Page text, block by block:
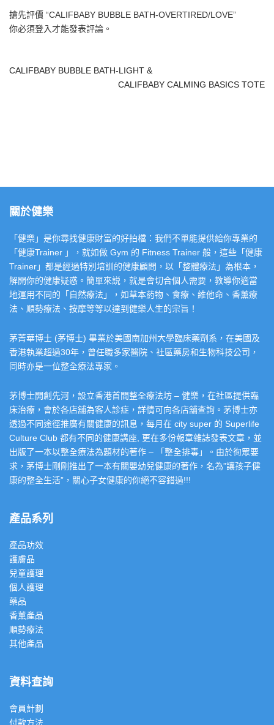
搶先評價 “CALIFBABY BUBBLE BATH-OVERTIRED/LOVE”
你必須登入 才能發表評論。
CALIFBABY BUBBLE BATH-LIGHT &
CALIFBABY CALMING BASICS TOTE
關於健樂
「健樂」是你尋找健康財富的好拍檔：我們不單能提供給你專業的
「健康Trainer 」，就如做 Gym 的 Fitness Trainer 般，這些「健康
Trainer」都是經過特別培訓的健康顧問，以「整體療法」為根本，
解開你的健康疑惑。簡單來説，就是會切合個人需要，教導你適當
地運用不同的「自然療法」，如草本葯物、食療、維他命、香薰療
法、順勢療法、按摩等等以達到健樂人生的宗旨！
茅菁華博士 (茅博士) 畢業於美國南加州大學臨床藥劑系，在美國及
香港執業超過30年，曾任職多家醫院、社區藥房和生物科技公司，
同時亦是一位整全療法專家。
茅博士開創先河，設立香港首間整全療法坊 – 健樂，在社區提供臨
床治療，會於各店舖為客人診症，詳情可向各店舖查詢。茅博士亦
透過不同途徑推廣有關健康的訊息，每月在 city super 的 Superlife
Culture Club 都有不同的健康講座, 更在多份報章雜誌發表文章，並
出版了一本以整全療法為題材的著作 – 「整全排毒」。由於徇眾要
求，茅博士剛剛推出了一本有關嬰幼兒健康的著作，名為”讓孩子健
康的整全生活”，關心子女健康的你絕不容錯過!!!
產品系列
產品功效
護膚品
兒童護理
個人護理
藥品
香薰產品
順勢療法
其他產品
資料查詢
會員計劃
付款方法